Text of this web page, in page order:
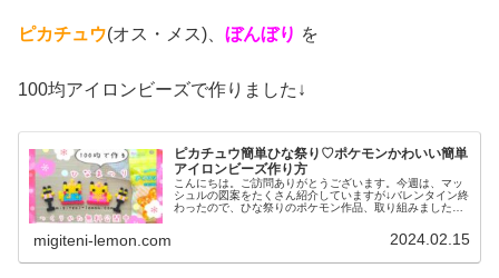
ピカチュウ(オス・メス)、 ぼんぼり を
100均アイロンビーズで作りました↓
ピカチュウ簡単ひな祭り♡ポケモンかわいい簡単
アイロンビーズ作り方
こんにちは。ご訪問ありがとうございます。今週は、マッ
シュルの図案をたくさん紹介していますが↓バレンタイン終
わったので、ひな祭りのポケモン作品、取り組みました✨
migiteni-lemon.com 2024.02.15